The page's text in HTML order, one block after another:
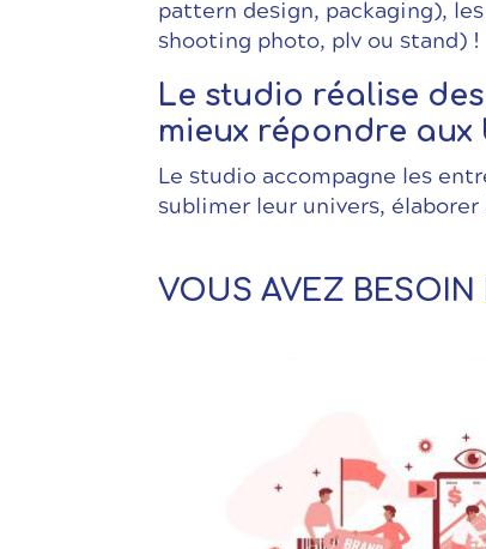
pattern design, packaging),
shooting photo, plv ou stand) !
Le studio réalise
mieux répondre aux
Le studio accompagne les
sublimer leur univers,
VOUS AVEZ BESOIN